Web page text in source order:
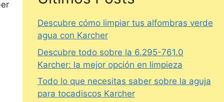
Descubre cómo limpiar tus alfombras verde
agua con Karcher
Descubre todo sobre la 6.295-761.0
Karcher: la mejor opción en limpieza
Todo lo que necesitas saber sobre la aguja
para tocadiscos Karcher